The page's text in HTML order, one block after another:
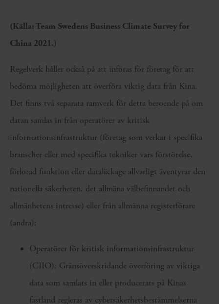
(Källa: Team Swedens Business Climate Survey for
China 2021.)
Regelverk håller också på att införas för företag för att
bedöma möjligheten att överföra viktig data från Kina.
Det finns två separata ramverk för detta beroende på om
datan samlas in från operatörer av kritisk
informationsinfrastruktur (företag som verkar i specifika
branscher eller med specifika tekniker vars förstörelse,
förlorad funktion eller dataläckage allvarligt äventyrar den
nationella säkerheten, det allmäna välbefinnandet och
allmänhetens intresse) eller från allmänna registerförare
(andra):
Operatörer för kritisk informationsinfrastruktur
(CIIO): Gränsöverskridande överföring av viktiga
data som samlats in eller producerats på Kinas
fastland regleras av cybersäkerhetsbestämmelserna